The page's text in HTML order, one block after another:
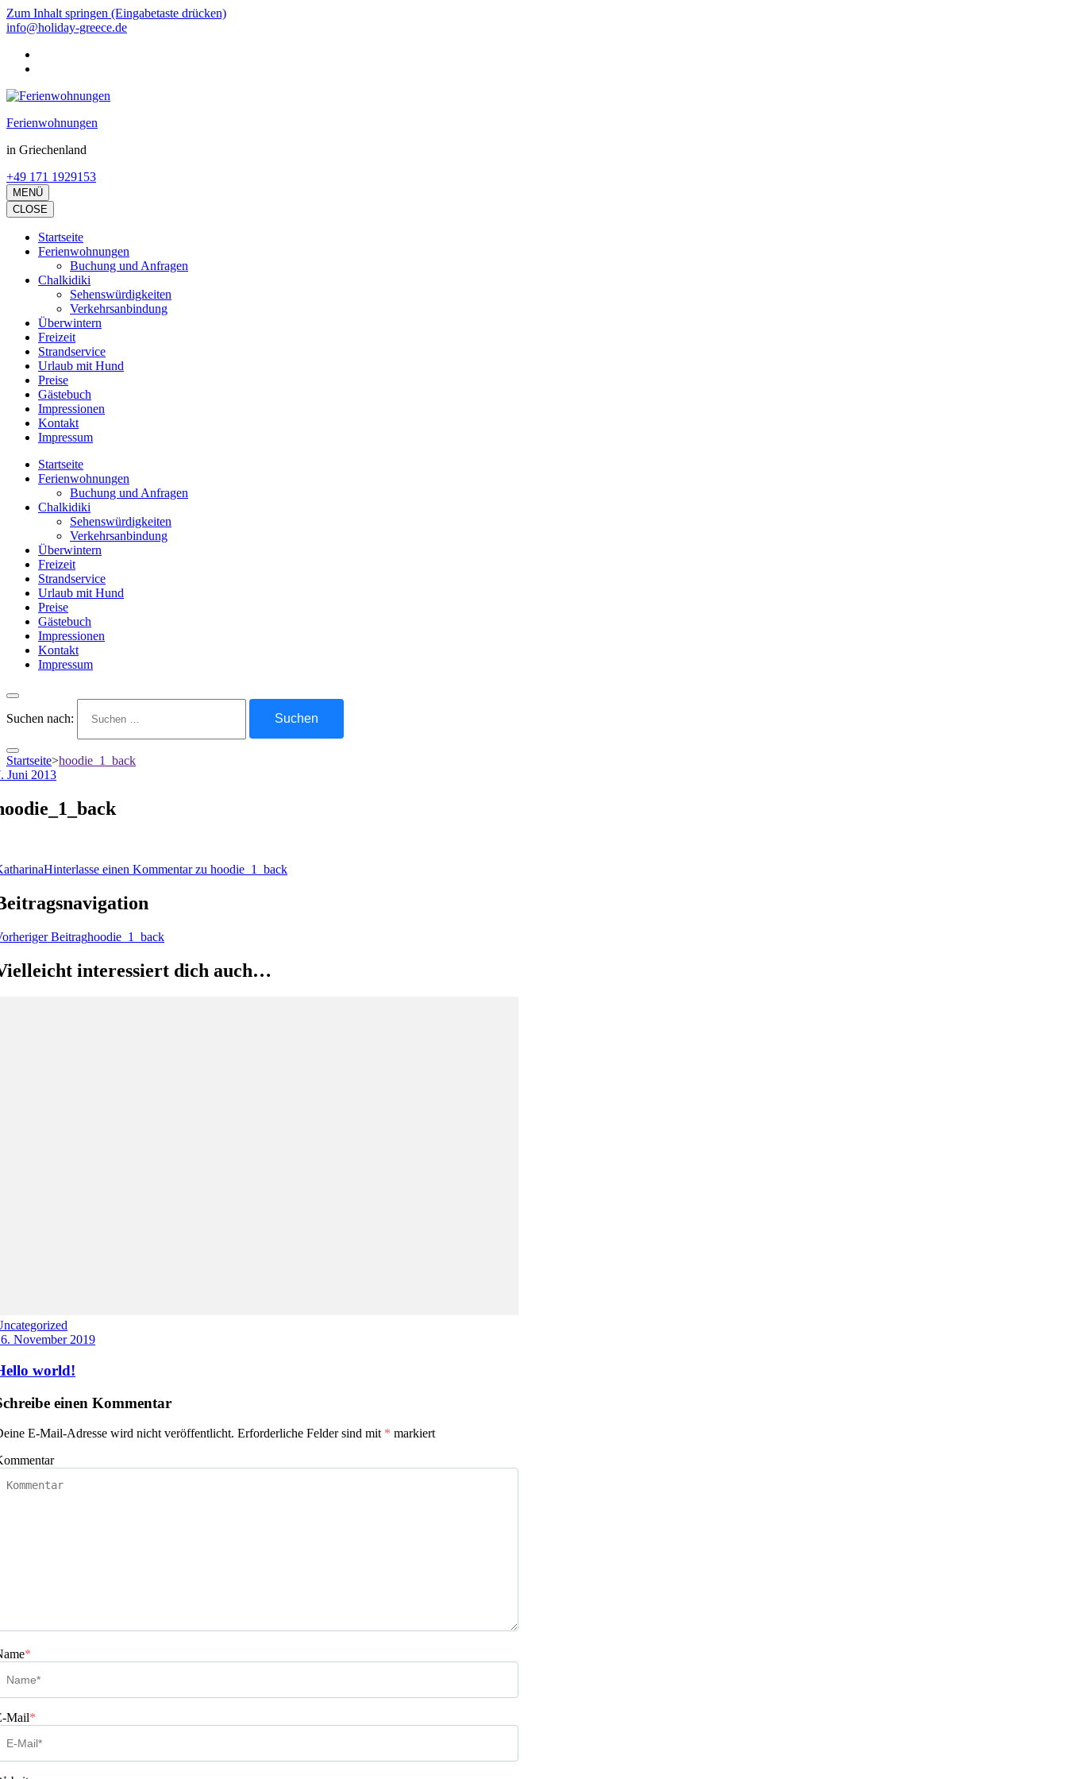
Zum Inhalt springen (Eingabetaste drücken)
info@holiday-greece.de
Ferienwohnungen
in Griechenland
+49 171 1929153
MENÜ
CLOSE
Startseite
Ferienwohnungen
Buchung und Anfragen
Chalkidiki
Sehenswürdigkeiten
Verkehrsanbindung
Überwintern
Freizeit
Strandservice
Urlaub mit Hund
Preise
Gästebuch
Impressionen
Kontakt
Impressum
Startseite
Ferienwohnungen
Buchung und Anfragen
Chalkidiki
Sehenswürdigkeiten
Verkehrsanbindung
Überwintern
Freizeit
Strandservice
Urlaub mit Hund
Preise
Gästebuch
Impressionen
Kontakt
Impressum
Suchen nach:
Startseite>hoodie_1_back
Juni 2013
Hinterlasse einen Kommentarzu hoodie_1_back
Beitraghoodie_1_back
interessiert dich auch…
November 2019
world!
einen Kommentar
E-Mail-Adresse wird nicht veröffentlicht. Erforderliche Felder sind mit * markiert
*
Mail*